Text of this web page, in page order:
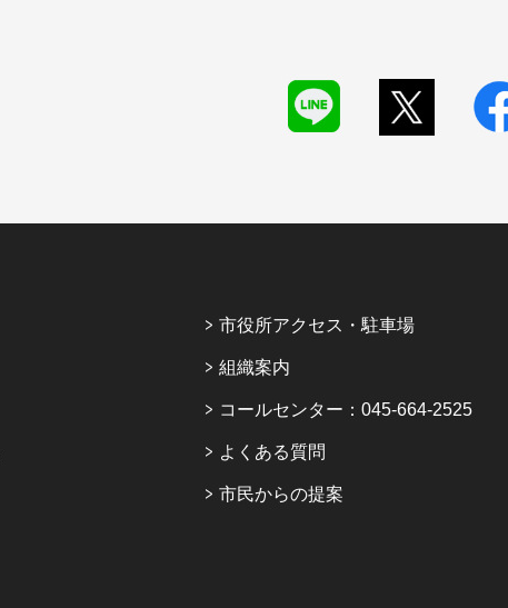
市役所アクセス・駐車場
組織案内
コールセンター：045-664-2525
よくある質問
市民からの提案